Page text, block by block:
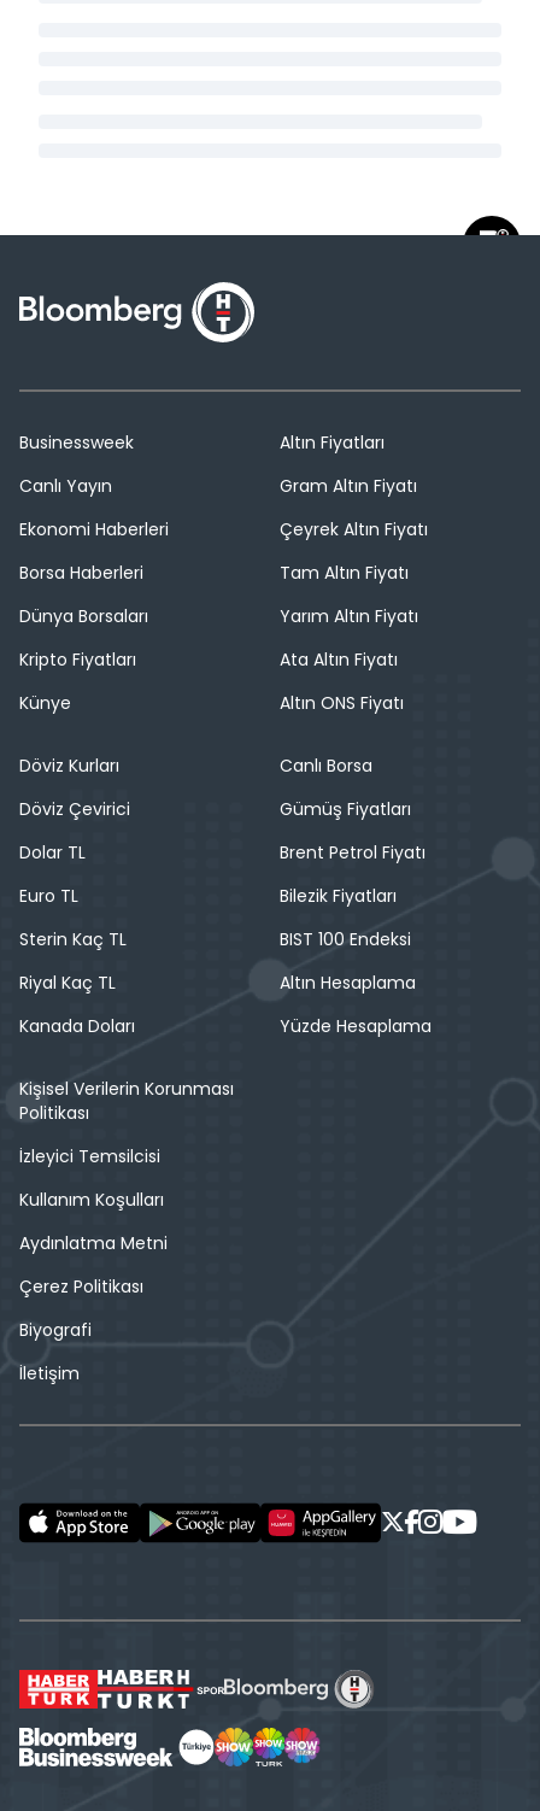
Businessweek
Canlı Yayın
Ekonomi Haberleri
Borsa Haberleri
Dünya Borsaları
Kripto Fiyatları
Künye
Altın Fiyatları
Gram Altın Fiyatı
Çeyrek Altın Fiyatı
Tam Altın Fiyatı
Yarım Altın Fiyatı
Ata Altın Fiyatı
Altın ONS Fiyatı
Döviz Kurları
Döviz Çevirici
Dolar TL
Euro TL
Sterin Kaç TL
Riyal Kaç TL
Kanada Doları
Canlı Borsa
Gümüş Fiyatları
Brent Petrol Fiyatı
Bilezik Fiyatları
BIST 100 Endeksi
Altın Hesaplama
Yüzde Hesaplama
Kişisel Verilerin Korunması
Politikası
İzleyici Temsilcisi
Kullanım Koşulları
Aydınlatma Metni
Çerez Politikası
Biyografi
İletişim